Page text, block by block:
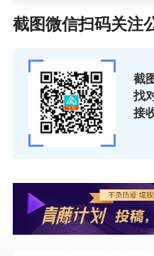
——吕尤老师讲的真好
截图微信扫码关注
截
找
接